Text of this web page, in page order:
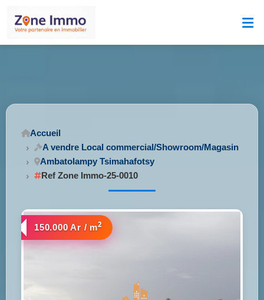
Accueil
A vendre Local commercial/Showroom/Magasin
Ambatolampy Tsimahafotsy
Ref Zone Immo-25-0010
150.000 Ar / m2